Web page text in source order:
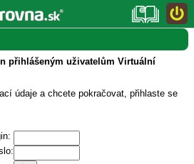
přihlášeným uživatelům Virtuální
údaje a chcete pokračovat, přihlaste se